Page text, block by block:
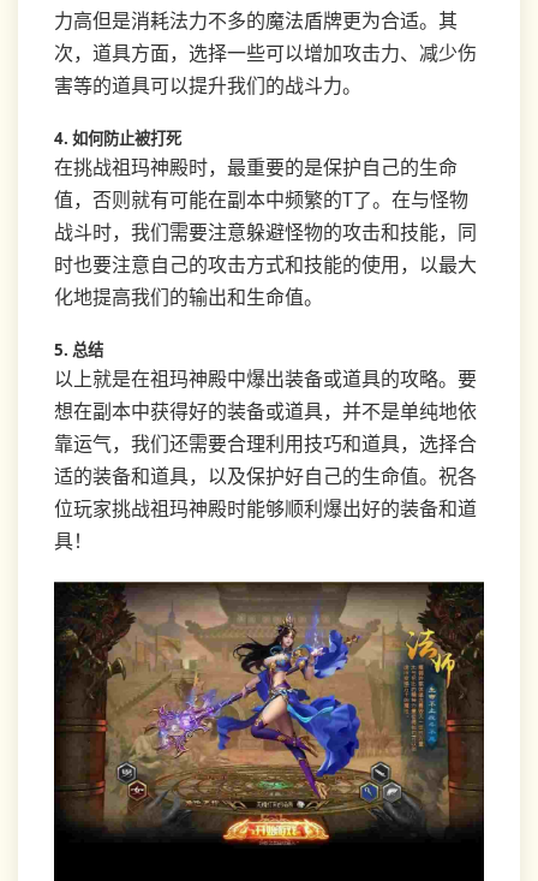
力高但是消耗法力不多的魔法盾牌更为合适。其
次，道具方面，选择一些可以增加攻击力、减少伤
害等的道具可以提升我们的战斗力。
4. 如何防止被打死
在挑战祖玛神殿时，最重要的是保护自己的生命
值，否则就有可能在副本中频繁的T了。在与怪物
战斗时，我们需要注意躲避怪物的攻击和技能，同
时也要注意自己的攻击方式和技能的使用，以最大
化地提高我们的输出和生命值。
5. 总结
以上就是在祖玛神殿中爆出装备或道具的攻略。要
想在副本中获得好的装备或道具，并不是单纯地依
靠运气，我们还需要合理利用技巧和道具，选择合
适的装备和道具，以及保护好自己的生命值。祝各
位玩家挑战祖玛神殿时能够顺利爆出好的装备和道
具！